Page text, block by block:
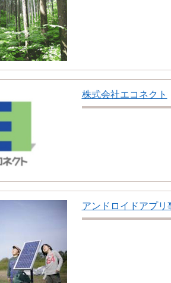
株式会社エコネクト
アンドロイドアプリ